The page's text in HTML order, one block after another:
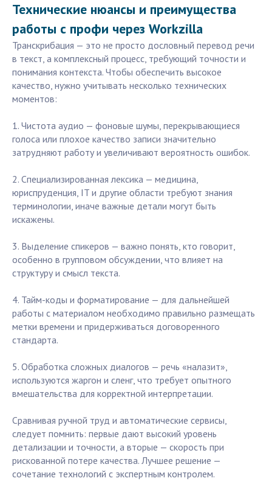
Технические нюансы и преимущества
работы с профи через Workzilla
Транскрибация — это не просто дословный перевод речи
в текст, а комплексный процесс, требующий точности и
понимания контекста. Чтобы обеспечить высокое
качество, нужно учитывать несколько технических
моментов:
1. Чистота аудио — фоновые шумы, перекрывающиеся
голоса или плохое качество записи значительно
затрудняют работу и увеличивают вероятность ошибок.
2. Специализированная лексика — медицина,
юриспруденция, IT и другие области требуют знания
терминологии, иначе важные детали могут быть
искажены.
3. Выделение спикеров — важно понять, кто говорит,
особенно в групповом обсуждении, что влияет на
структуру и смысл текста.
4. Тайм-коды и форматирование — для дальнейшей
работы с материалом необходимо правильно размещать
метки времени и придерживаться договоренного
стандарта.
5. Обработка сложных диалогов — речь «налазит»,
используются жаргон и сленг, что требует опытного
вмешательства для корректной интерпретации.
Сравнивая ручной труд и автоматические сервисы,
следует помнить: первые дают высокий уровень
детализации и точности, а вторые — скорость при
рискованной потере качества. Лучшее решение —
сочетание технологий с экспертным контролем.